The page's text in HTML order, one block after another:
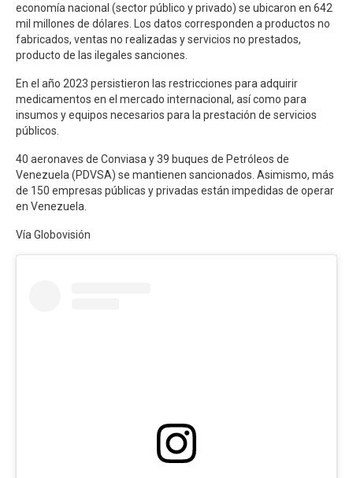
economía nacional (sector público y privado) se ubicaron en 642
mil millones de dólares. Los datos corresponden a productos no
fabricados, ventas no realizadas y servicios no prestados,
producto de las ilegales sanciones.
En el año 2023 persistieron las restricciones para adquirir
medicamentos en el mercado internacional, así como para
insumos y equipos necesarios para la prestación de servicios
públicos.
40 aeronaves de Conviasa y 39 buques de Petróleos de
Venezuela (PDVSA) se mantienen sancionados. Asimismo, más
de 150 empresas públicas y privadas están impedidas de operar
en Venezuela.
Vía Globovisión